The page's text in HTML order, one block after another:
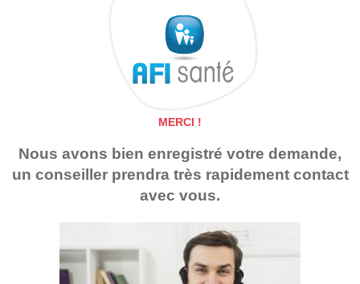
MERCI !
Nous avons bien enregistré votre demande,
un conseiller prendra très rapidement contact
avec vous.